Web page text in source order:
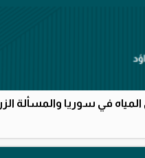
في سوريا والمسألة